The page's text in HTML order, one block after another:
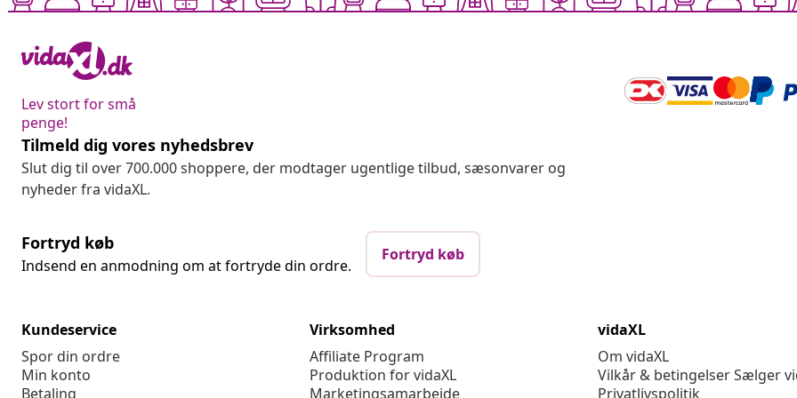
Lev stort for små
penge!
Tilmeld dig vores nyhedsbrev
Slut dig til over 700.000 shoppere, der modtager ugentlige tilbud, sæsonvarer og
nyheder fra vidaXL.
Fortryd køb
Indsend en anmodning om at fortryde din ordre.
Fortryd køb
Kundeservice
Spor din ordre
Min konto
Betaling
Virksomhed
Affiliate Program
Produktion for vidaXL
Marketingsamarbejde
vidaXL
Om vidaXL
Vilkår & betingelser Sælger
Privatlivspolitik